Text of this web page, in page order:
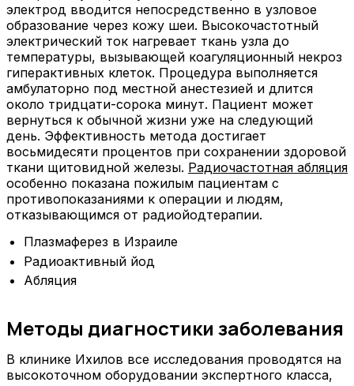
электрод вводится непосредственно в узловое
образование через кожу шеи. Высокочастотный
электрический ток нагревает ткань узла до
температуры, вызывающей коагуляционный некроз
гиперактивных клеток. Процедура выполняется
амбулаторно под местной анестезией и длится
около тридцати-сорока минут. Пациент может
вернуться к обычной жизни уже на следующий
день. Эффективность метода достигает
восьмидесяти процентов при сохранении здоровой
ткани щитовидной железы. Радиочастотная абляция
особенно показана пожилым пациентам с
противопоказаниями к операции и людям,
отказывающимся от радиойодтерапии.
Плазмаферез в Израиле
Радиоактивный йод
Абляция
Методы диагностики заболевания
В клинике Ихилов все исследования проводятся на
высокоточном оборудовании экспертного класса,